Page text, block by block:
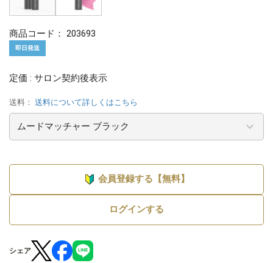
商品コード： 203693
即日発送
定価 : サロン契約後表示
送料： 送料について詳しくはこちら
会員登録する【無料】
ログインする
シェア